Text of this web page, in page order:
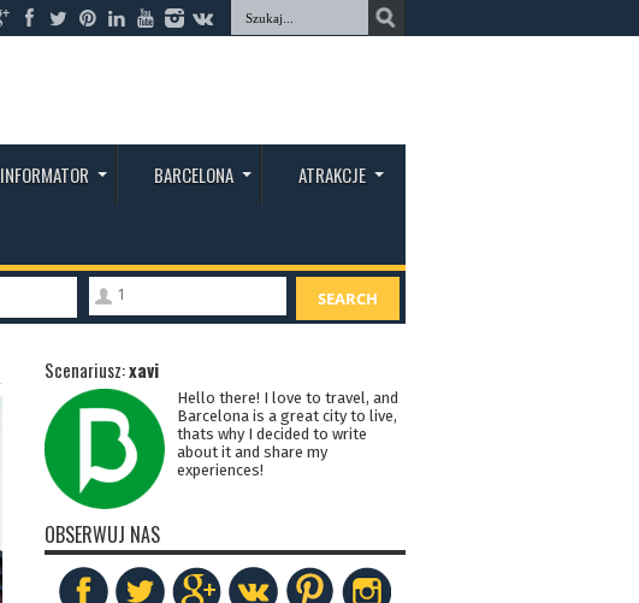
INFORMATOR BARCELONA ATRAKCJE
1 SEARCH
Scenariusz:xavi
Hello there! I love to travel, and
Barcelona is a great city to live,
thats why I decided to write
about it and share my
experiences!
OBSERWUJ NAS